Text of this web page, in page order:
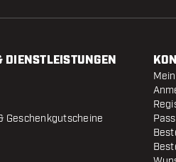
DIENSTLEISTUNGEN
Geschenkgutscheine